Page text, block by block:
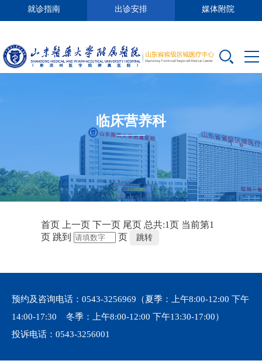
就诊指南 出诊安排 媒体附院
临床营养科
首页 上一页 下一页 尾页 总共:1页 当前第1
页 跳到 页 跳转
预约及咨询电话： 0543-3256969 （夏季：上午8:00-12:00 下午
14:00-17:30 冬季：上午8:00-12:00 下午13:30-17:00）
投诉电话： 0543-3256001